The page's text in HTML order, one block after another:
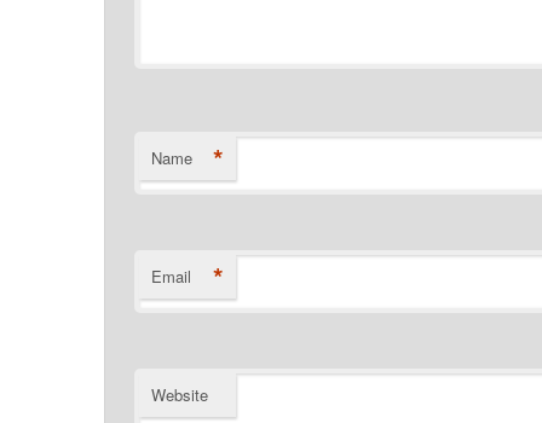
Name *
Email *
Website